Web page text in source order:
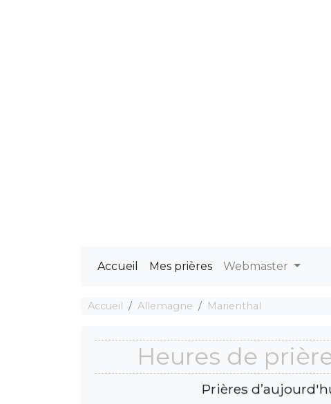
Accueil Mes prières Webmaster
Accueil Allemagne Marienthal
Heures de
Prières